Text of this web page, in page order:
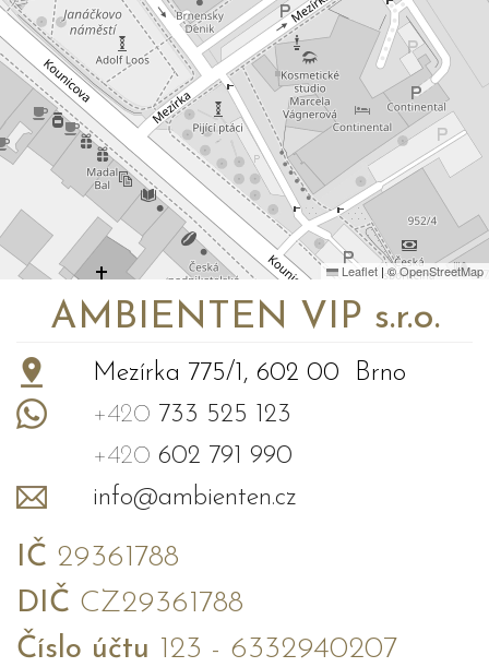
Leaflet | ©OpenStreetMap
AMBIENTEN VIP s.r.o.
Mezírka 775/1, 602 00 Brno
+420 733 525 123
+420 602 791 990
info@ambienten.cz
IČ 29361788
DIČ CZ29361788
Číslo účtu 123 - 6332940207